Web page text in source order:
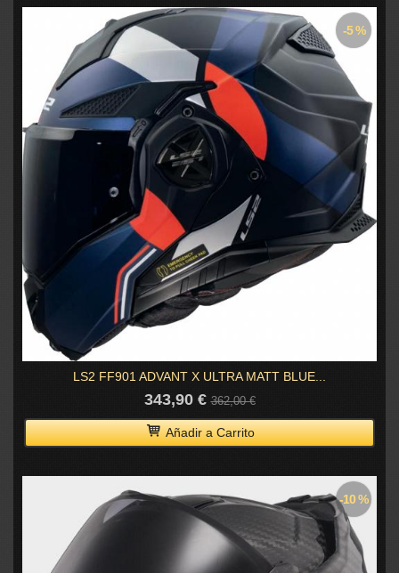
-5 %
LS2 FF901 ADVANT X ULTRA MATT BLUE...
343,90 €362,00 €
Añadir a Carrito
-10 %